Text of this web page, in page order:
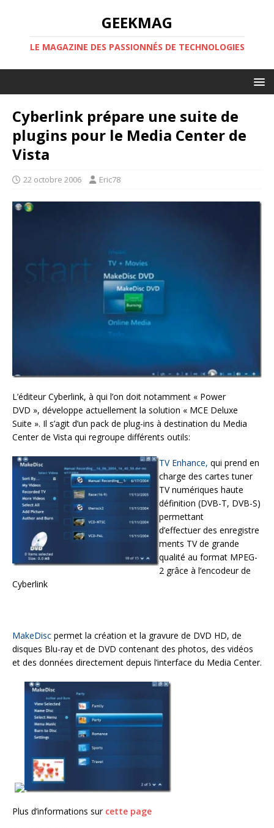
GEEKMAG
LE MAGAZINE DES PASSIONNÉS DE TECHNOLOGIES
Cyberlink prépare une suite de
plugins pour le Media Center de
Vista
22 octobre 2006 Eric78
L’éditeur Cyberlink, à qui l’on doit notamment « Power
DVD », développe actuellement la solution « MCE Deluxe
Suite ». Il s’agit d’un pack de plug-ins à destination du Media
Center de Vista qui regroupe différents outils:
TV Enhance, qui prend en
charge des cartes tuner
TV numériques haute
définition (DVB-T, DVB-S)
permettant
d’effectuer des enregistre
ments TV de grande
qualité au format MPEG-
2 grâce à l’encodeur de
Cyberlink
MakeDisc permet la création et la gravure de DVD HD, de
disques Blu-ray et de DVD contenant des photos, des vidéos
et des données directement depuis l’interface du Media Center.
Plus d’informations sur cette page